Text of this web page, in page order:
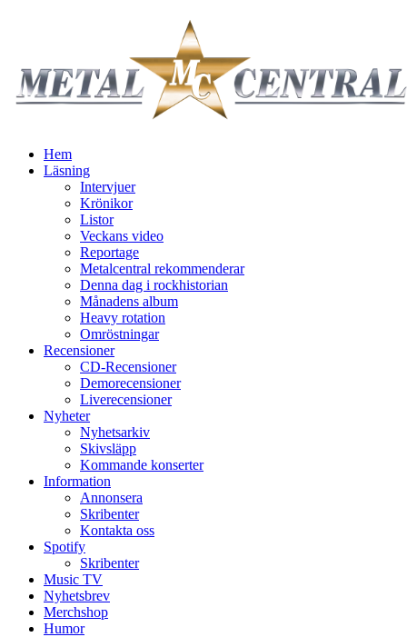
Hem
Läsning
Intervjuer
Krönikor
Listor
Veckans video
Reportage
Metalcentral rekommenderar
Denna dag i rockhistorian
Månadens album
Heavy rotation
Omröstningar
Recensioner
CD-Recensioner
Demorecensioner
Liverecensioner
Nyheter
Nyhetsarkiv
Skivsläpp
Kommande konserter
Information
Annonsera
Skribenter
Kontakta oss
Spotify
Skribenter
Music TV
Nyhetsbrev
Merchshop
Humor